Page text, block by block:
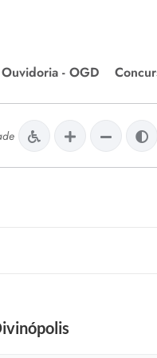
Ouvidoria - OGD
Meio Ambiente
Diário Oficial